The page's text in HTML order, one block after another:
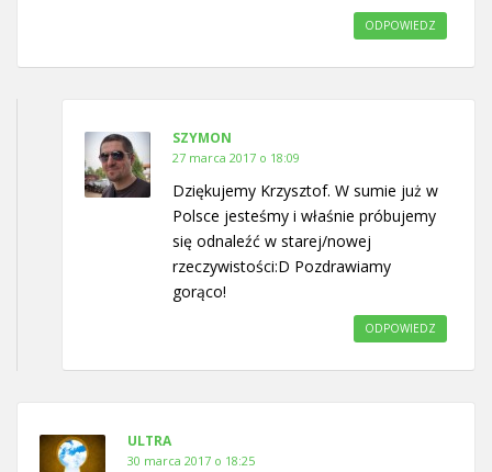
ODPOWIEDZ
SZYMON
27 marca 2017 o 18:09
Dziękujemy Krzysztof. W sumie już w
Polsce jesteśmy i właśnie próbujemy
się odnaleźć w starej/nowej
rzeczywistości:D Pozdrawiamy
gorąco!
ODPOWIEDZ
ULTRA
30 marca 2017 o 18:25